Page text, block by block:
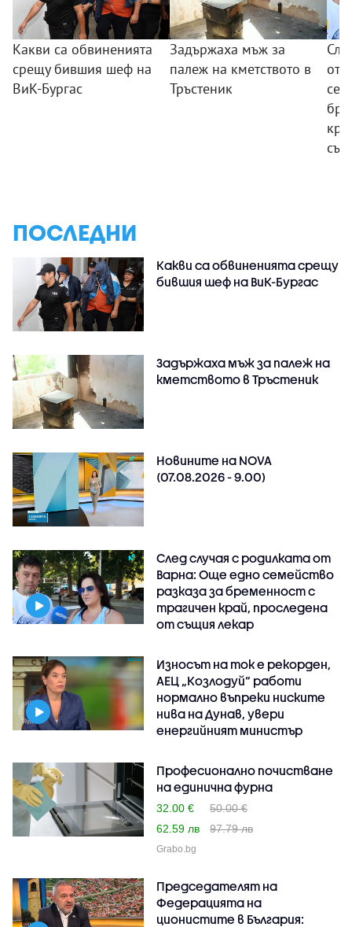
Какви са обвиненията
срещу бившия шеф на
ВиК-Бургас
Задържаха мъж за
палеж на кметството в
Тръстеник
от
ПОСЛЕДНИ
Какви са обвиненията срещу
бившия шеф на ВиК-Бургас
Задържаха мъж за палеж на
кметството в Тръстеник
Новините на NOVA
(07.08.2026 - 9.00)
След случая с родилката от
Варна: Още едно семейство
разказа за бременност с
трагичен край, проследена
от същия лекар
Износът на ток е рекорден,
АЕЦ „Козлодуй“ работи
нормално въпреки ниските
нива на Дунав, увери
енергийният министър
Професионално почистване
на единична фурна
32.00 €
50.00 €
62.59 лв
97.79 лв
Grabo.bg
Председателят на
Федерацията на
ционистите в България: